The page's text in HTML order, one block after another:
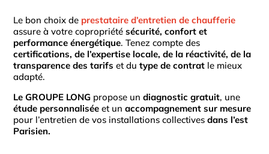
Le bon choix de prestataire d’entretien de chaufferie
assure à votre copropriétésécurité, confort et
performance énergétique. Tenez compte des
certifications, de l’expertise locale, de la réactivité, de la
transparence des tarifs et dutype de contrat le mieux
adapté.
Le GROUPE LONG propose undiagnostic gratuit, une
étude personnalisée et unaccompagnement sur mesure
pour l’entretien de vos installations collectivesdans l’est
Parisien.